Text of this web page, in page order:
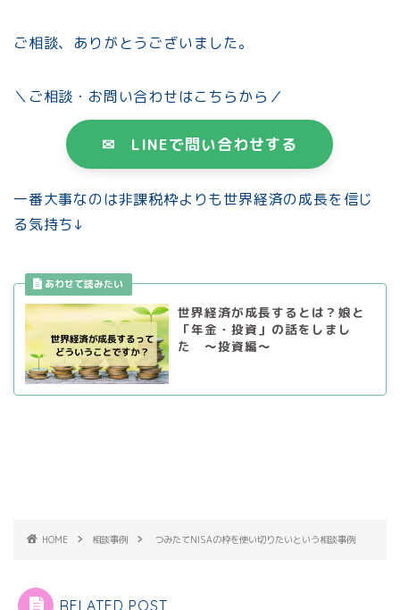
ご相談、ありがとうございました。
＼ご相談・お問い合わせはこちらから／
✉ LINEで問い合わせする
一番大事なのは非課税枠よりも世界経済の成長を信じ
る気持ち↓
世界経済が成長するとは？娘と
「年金・投資」の話をしまし
た ～投資編～
HOME 相談事例 つみたてNISAの枠を使い切りたいという相談事例
RELATED POST